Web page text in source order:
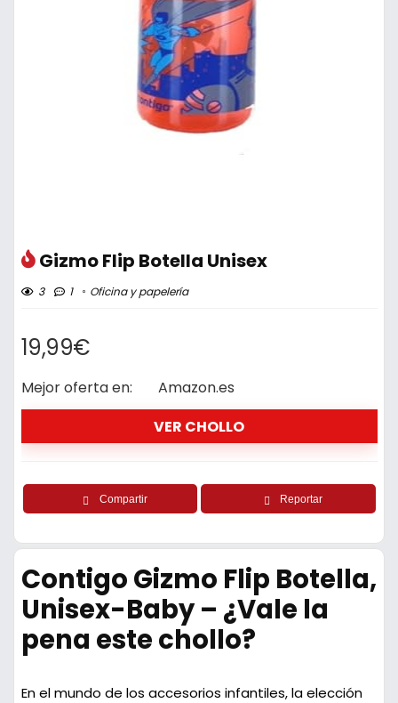
Gizmo Flip Botella Unisex
3 1 Oficina y papelería
19,99€
Mejor oferta en:
Amazon.es
VER CHOLLO
Compartir Reportar
Contigo Gizmo Flip Botella,
Unisex-Baby – ¿Vale la
pena este chollo?
En el mundo de los accesorios infantiles, la elección